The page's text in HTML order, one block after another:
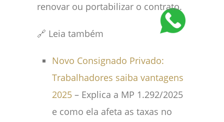
renovar ou portabilizar o contrato.
🔗 Leia também
Novo Consignado Privado:
Trabalhadores saiba vantagens
2025 – Explica a MP 1.292/2025
e como ela afeta as taxas no